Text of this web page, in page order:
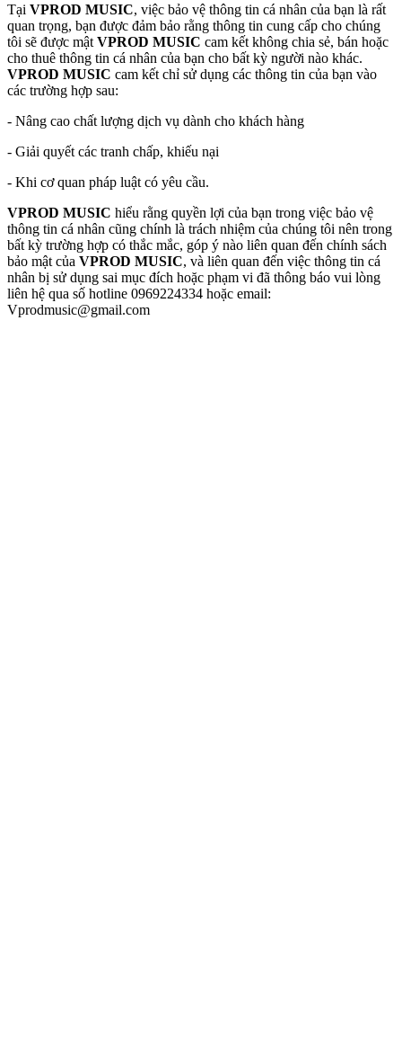
Tại VPROD MUSIC, việc bảo vệ thông tin cá nhân của bạn là rất
quan trọng, bạn được đảm bảo rằng thông tin cung cấp cho chúng
tôi sẽ được mật VPROD MUSIC cam kết không chia sẻ, bán hoặc
cho thuê thông tin cá nhân của bạn cho bất kỳ người nào khác.
VPROD MUSIC cam kết chỉ sử dụng các thông tin của bạn vào
các trường hợp sau:
- Nâng cao chất lượng dịch vụ dành cho khách hàng
- Giải quyết các tranh chấp, khiếu nại
- Khi cơ quan pháp luật có yêu cầu.
VPROD MUSIC hiểu rằng quyền lợi của bạn trong việc bảo vệ
thông tin cá nhân cũng chính là trách nhiệm của chúng tôi nên trong
bất kỳ trường hợp có thắc mắc, góp ý nào liên quan đến chính sách
bảo mật của VPROD MUSIC, và liên quan đến việc thông tin cá
nhân bị sử dụng sai mục đích hoặc phạm vi đã thông báo vui lòng
liên hệ qua số hotline 0969224334 hoặc email:
Vprodmusic@gmail.com